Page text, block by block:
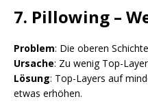
7. Pillowing –
Problem: Die oberen
Ursache: Zu wenig Top-
Lösung: Top-Layers auf
etwas erhöhen.